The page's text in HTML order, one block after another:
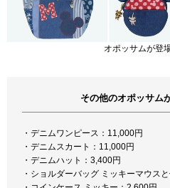
オポッサムが登
その他のオポッサム
・デニムワンピース：11,000円
・デニムスカート：11,000円
・デニムハット：3,400円
・ショルダーバッグ ミッキーマウス